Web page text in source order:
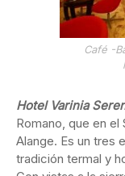
Café -
Hotel Varinia
Romano, que en el
Alange. Es un tres
tradición termal y